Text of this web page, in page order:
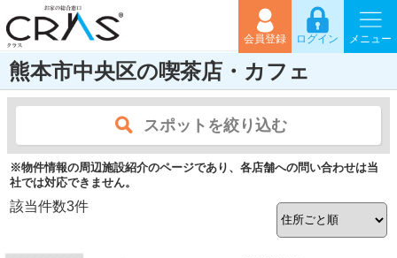
会員登録 ログイン メニュー
熊本市中央区の喫茶店・カフェ
スポットを絞り込む
※物件情報の周辺施設紹介のページであり、各店舗への問い合わせは当
社では対応できません。
該当件数3件